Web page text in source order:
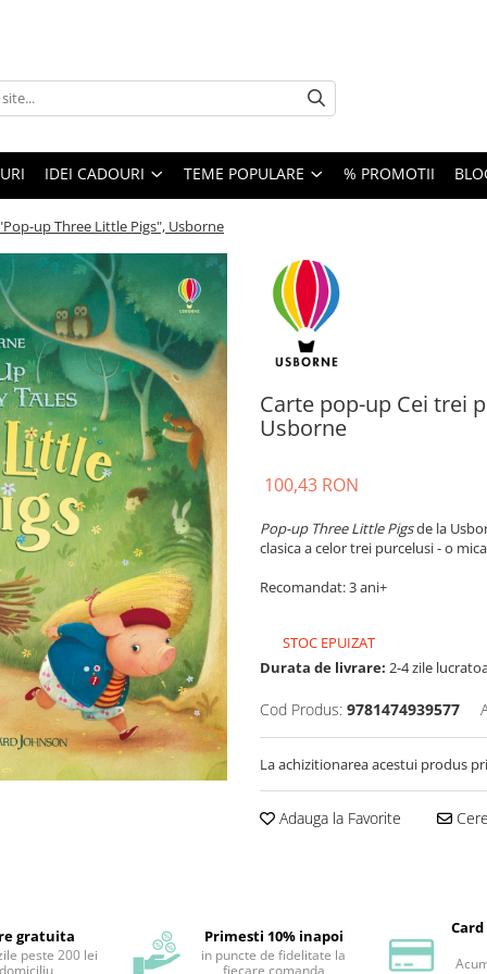
IDEI CADOURI TEME POPULARE % PROMOTII
up Three Little Pigs", Usborne
Carte pop-up Cei trei
Usborne
100,43 RON
Pop-up Three Little Pigsde la
clasica a celor trei purcelusi - o
Recomandat: 3 ani+
STOC EPUIZAT
Durata de livrare: 2-4 zile
Cod Produs: 9781474939577
La achizitionarea acestui produs
Adauga la Favorite
gratuita
peste 200 lei
Primesti 10% inapoi
in puncte de fidelitate la